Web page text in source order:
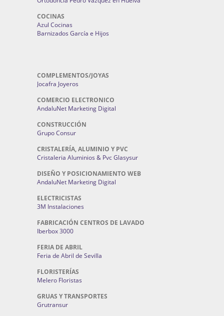
COCINAS
Azul Cocinas
Barnizados García e Hijos
COMPLEMENTOS/JOYAS
Jocafra Joyeros
COMERCIO ELECTRONICO
AndaluNet Marketing Digital
CONSTRUCCIÓN
Grupo Consur
CRISTALERÍA, ALUMINIO Y PVC
Cristaleria Aluminios & Pvc Glasysur
DISEÑO Y POSICIONAMIENTO WEB
AndaluNet Marketing Digital
ELECTRICISTAS
3M Instalaciones
FABRICACIÓN CENTROS DE LAVADO
Iberbox 3000
FERIA DE ABRIL
Feria de Abril de Sevilla
FLORISTERÍAS
Melero Floristas
GRUAS Y TRANSPORTES
Grutransur